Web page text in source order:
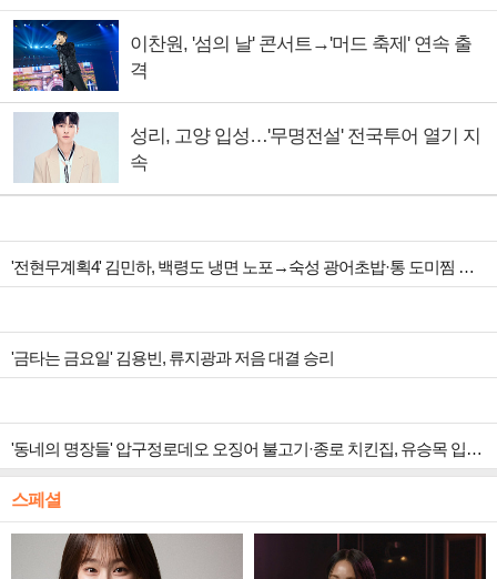
이찬원, '섬의 날' 콘서트→'머드 축제' 연속 출
격
성리, 고양 입성…'무명전설' 전국투어 열기 지
속
'전현무계획4' 김민하, 백령도 냉면 노포→숙성 광어초밥·통 도미찜 맛집 탐방
'금타는 금요일' 김용빈, 류지광과 저음 대결 승리
'동네의 명장들' 압구정로데오 오징어 불고기·종로 치킨집, 유승목 입맛 저격
스페셜